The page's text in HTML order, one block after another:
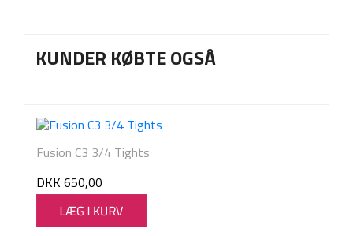
KUNDER KØBTE OGSÅ
Fusion C3 3/4 Tights
DKK 650,00